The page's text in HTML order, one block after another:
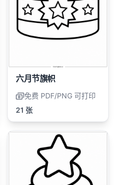
六月节旗帜
免费 PDF/PNG 可打印
21 张